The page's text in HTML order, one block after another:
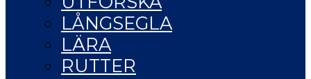
LÅNGSEGLA
LÄRA
RUTTER